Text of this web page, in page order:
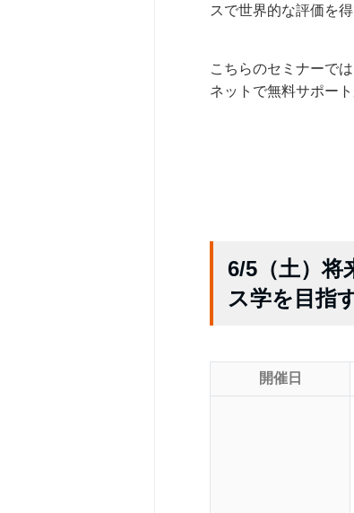
スで世界的な評価を
こちらのセミナーで
ネットで無料サポー
6/5（土）将
ス学を目指
開催日